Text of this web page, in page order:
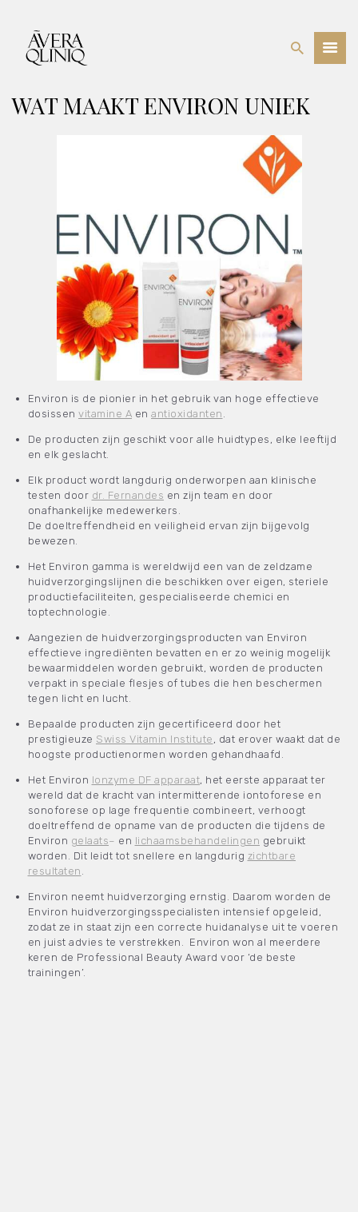
BEHANDELINGEN
WAT MAAKT ENVIRON UNIEK
Environ is de pionier in het gebruik van hoge effectieve
dosissen vitamine A en antioxidanten
De producten zijn geschikt voor alle huidtypes, elke leeftijd
en elk geslacht.
Elk product wordt langdurig onderworpen aan klinische
testen door dr. Fernandes en zijn team en door
onafhankelijke medewerkers.
De doeltreffendheid en veiligheid ervan zijn bijgevolg
bewezen.
Het Environ gamma is wereldwijd een van de zeldzame
huidverzorgingslijnen die beschikken over eigen, steriele
productiefaciliteiten, gespecialiseerde chemici en
toptechnologie.
Aangezien de huidverzorgingsproducten van Environ
effectieve ingrediënten bevatten en er zo weinig mogelijk
bewaarmiddelen worden gebruikt, worden de producten
verpakt in speciale flesjes of tubes die hen beschermen
tegen licht en lucht.
Bepaalde producten zijn gecertificeerd door het
prestigieuze Swiss Vitamin Institute , dat erover waakt dat de
hoogste productienormen worden gehandhaafd.
Het Environ Ionzyme DF apparaat , het eerste apparaat ter
wereld dat de kracht van intermitterende iontoforese en
sonoforese op lage frequentie combineert, verhoogt
doeltreffend de opname van de producten die tijdens de
Environ gelaats– en lichaamsbehandelingen gebruikt
worden. Dit leidt tot snellere en langdurig zichtbare
resultaten
Environ neemt huidverzorging ernstig. Daarom worden de
Environ huidverzorgingsspecialisten intensief opgeleid,
zodat ze in staat zijn een correcte huidanalyse uit te voeren
en juist advies te verstrekken. Environ won al meerdere
keren de Professional Beauty Award voor ‘de beste
trainingen’.